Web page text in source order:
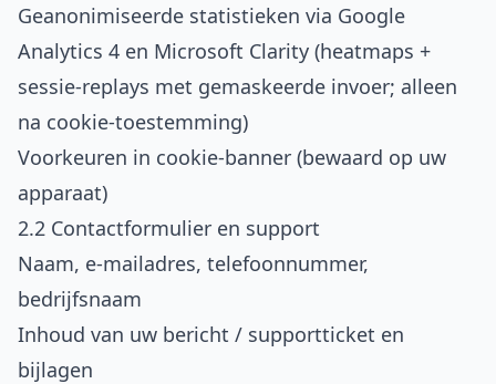
Geanonimiseerde statistieken via Google
Analytics 4 en Microsoft Clarity (heatmaps +
sessie-replays met gemaskeerde invoer; alleen
na cookie-toestemming)
Voorkeuren in cookie-banner (bewaard op uw
apparaat)
2.2 Contactformulier en support
Naam, e-mailadres, telefoonnummer,
bedrijfsnaam
Inhoud van uw bericht / supportticket en
bijlagen